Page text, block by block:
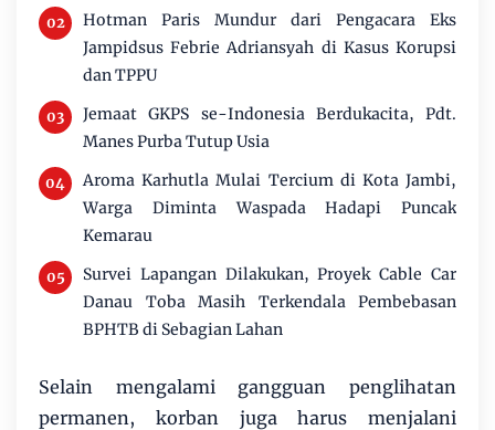
Hotman Paris Mundur dari Pengacara Eks
Jampidsus Febrie Adriansyah di Kasus Korupsi
dan TPPU
Jemaat GKPS se-Indonesia Berdukacita, Pdt.
Manes Purba Tutup Usia
Aroma Karhutla Mulai Tercium di Kota Jambi,
Warga Diminta Waspada Hadapi Puncak
Kemarau
Survei Lapangan Dilakukan, Proyek Cable Car
Danau Toba Masih Terkendala Pembebasan
BPHTB di Sebagian Lahan
Selain mengalami gangguan penglihatan
permanen, korban juga harus menjalani